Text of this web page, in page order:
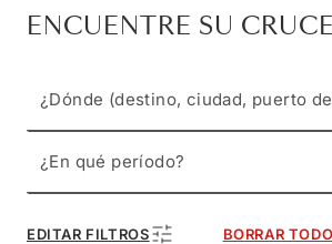
ENCUENTRE SU
¿Dónde (destino, ciudad, puerto
¿En qué período?
EDITAR FILTROS BORRAR